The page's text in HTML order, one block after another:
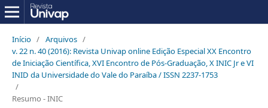
Início / Arquivos /
v. 22 n. 40 (2016): Revista Univap online Edição Especial XX Encontro
de Iniciação Científica, XVI Encontro de Pós-Graduação, X INIC Jr e VI
INID da Universidade do Vale do Paraíba / ISSN 2237-1753
/
Resumo - INIC